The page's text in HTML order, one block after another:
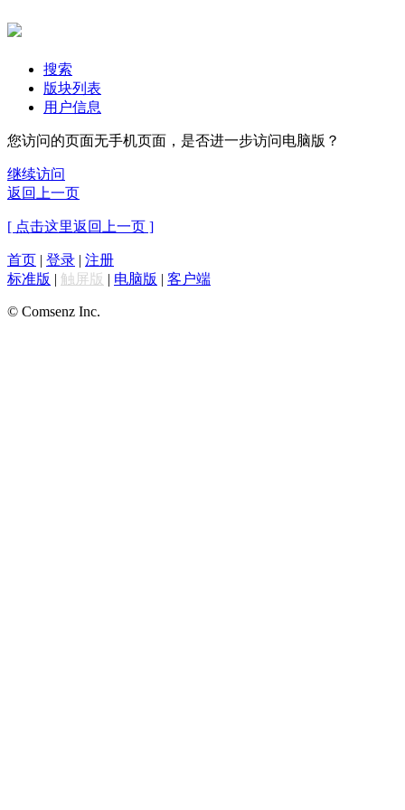
搜索
版块列表
用户信息
您访问的页面无手机页面，是否进一步访问电脑版？
继续访问
返回上一页
[ 点击这里返回上一页 ]
首页 | 登录 | 注册
标准版 | 触屏版 | 电脑版 | 客户端
© Comsenz Inc.